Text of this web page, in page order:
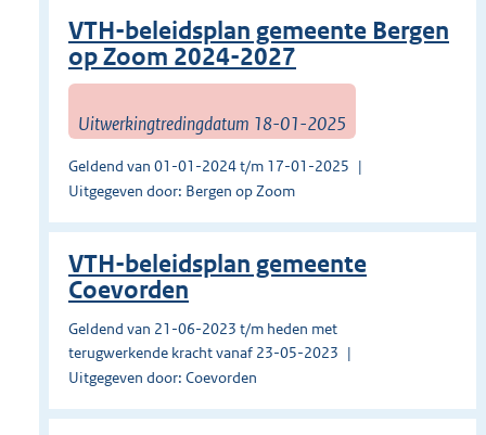
VTH-beleidsplan gemeente Bergen
op Zoom 2024-2027
Uitwerkingtredingdatum 18-01-2025
Geldend van 01-01-2024 t/m 17-01-2025
Uitgegeven door: Bergen op Zoom
VTH-beleidsplan gemeente
Coevorden
Geldend van 21-06-2023 t/m heden met
terugwerkende kracht vanaf 23-05-2023
Uitgegeven door: Coevorden